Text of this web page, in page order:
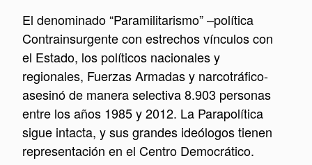
El denominado “Paramilitarismo” –política
Contrainsurgente con estrechos vínculos con
el Estado, los políticos nacionales y
regionales, Fuerzas Armadas y narcotráfico-
asesinó de manera selectiva 8.903 personas
entre los años 1985 y 2012. La Parapolítica
sigue intacta, y sus grandes ideólogos tienen
representación en el Centro Democrático.